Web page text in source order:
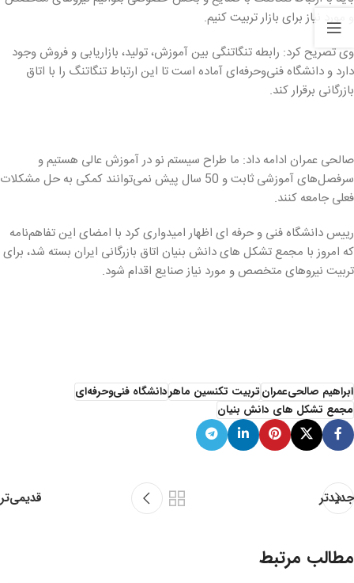
و مورد نیاز برای بازار تربیت کنیم.
وی تصریح کرد: رابطه تنگاتنگی بین آموزش،‌ تولید،‌ بازاریابی و فروش وجود
دارد و دانشگاه فنی‌وحرفه‌ای آماده است تا این ارتباط تنگاتنگ را با اتاق
بازرگانی برقرار کند.
صالحی عمران ادامه داد: ما طراح سیستم نو در آموزش عالی هستیم و
سرفصل‌های آموزشی ثابت و 50 سال پیش نمی‌توانند کمکی به حل مشکلات
فعلی جامعه کنند.
رییس دانشگاه فنی و حرفه ای اظهار امیدواری کرد با امضای این تفاهم‌نامه‌
که امروز با مجمع تشکل های دانش بنیان اتاق بازرگانی ایران بسته شد، برای
تربیت نیروهای متخصص و مورد نیاز صنایع اقدام شود.
ابراهیم صالحی‌عمرانتربیت تکنسین ماهردانشگاه فنی‌وحرفه‌ای
مجمع تشکل های دانش بنیان
جدیدتر قدیمی‌تر
مطالب مرتبط